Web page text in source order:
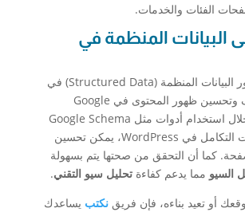
الفئات والخدمات.
البيانات المنظمة في
لا يمكن تجاهل دور البيانات المنظمة (Structured Data) في
رفع كفاءة الزحف وتحسين ظهور المحتوى في Google
Snippets. من خلال استخدام أدوات مثل Google Schema
Markup أو أدوات التكامل في WordPress، يمكن تحسين
كما أن التحقق من صحتها يتم بسهولة
السيو مما يدعم كفاءة تحليل سيو التقني.
أو تعيد بناءه، فإن فريق نكتب يساعدك